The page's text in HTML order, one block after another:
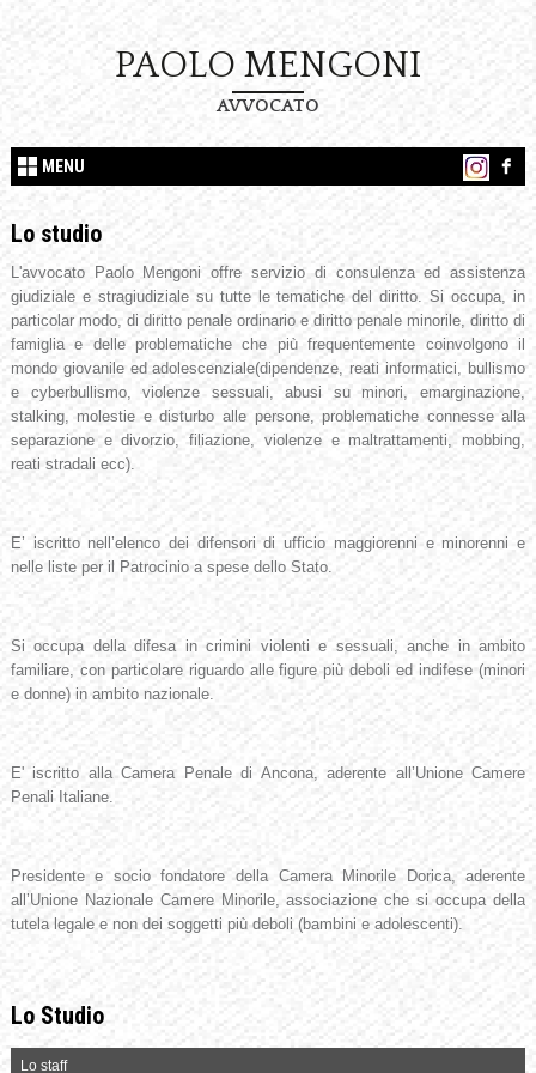
PAOLO MENGONI
AVVOCATO
MENU
Lo studio
L'avvocato Paolo Mengoni offre servizio di consulenza ed assistenza
giudiziale e stragiudiziale su tutte le tematiche del diritto. Si occupa, in
particolar modo, di diritto penale ordinario e diritto penale minorile, diritto di
famiglia e delle problematiche che più frequentemente coinvolgono il
mondo giovanile ed adolescenziale(dipendenze, reati informatici, bullismo
e cyberbullismo, violenze sessuali, abusi su minori, emarginazione,
stalking, molestie e disturbo alle persone, problematiche connesse alla
separazione e divorzio, filiazione, violenze e maltrattamenti, mobbing,
reati stradali ecc).
E’ iscritto nell’elenco dei difensori di ufficio maggiorenni e minorenni e
nelle liste per il Patrocinio a spese dello Stato.
Si occupa della difesa in crimini violenti e sessuali, anche in ambito
familiare, con particolare riguardo alle figure più deboli ed indifese (minori
e donne) in ambito nazionale.
E' iscritto alla Camera Penale di Ancona, aderente all’Unione Camere
Penali Italiane.
Presidente e socio fondatore della Camera Minorile Dorica, aderente
all’Unione Nazionale Camere Minorile, associazione che si occupa della
tutela legale e non dei soggetti più deboli (bambini e adolescenti).
Lo Studio
Lo staff